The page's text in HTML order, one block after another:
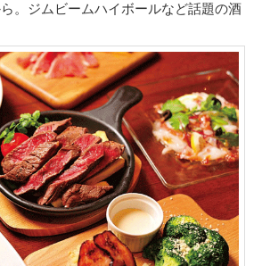
。ジムビームハイボールなど話題の酒